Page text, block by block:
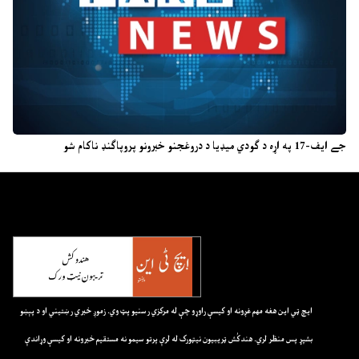
جے ایف-17 په اړه د ګودي میډیا د دروغجنو خبرونو پروپاګنډ ناکام شو
ايچ ټي اين هغه مهم غږونه او کيسې راوړو چې له مرکزي رسنيو پټ وي. زموږ خبري رښتيني او د پېښو
بشپړ پس منظر لري. هندکُش ټريبيون نيټورک له لرې پرتو سيمو نه مستقيم خبرونه او کيسې وړاندې